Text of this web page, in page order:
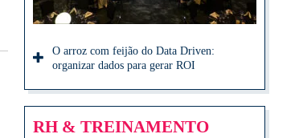
O arroz com feijão do Data Driven:
organizar dados para gerar ROI
RH & TREINAMENTO